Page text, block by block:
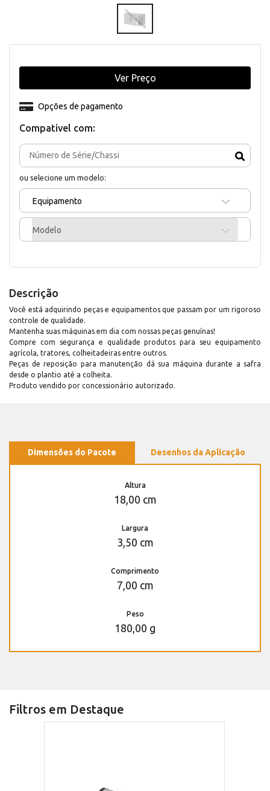
Compativel com:
ou selecione um modelo:
Equipamento
Modelo
Opções de pagamento
Ver Preço
Descrição
Você está adquirindo peças e equipamentos que passam por um rigoroso
controle de qualidade.
Mantenha suas máquinas em dia com nossas peças genuínas!
Compre com segurança e qualidade produtos para seu equipamento
agrícola, tratores, colheitadeiras entre outros.
Peças de reposição para manutenção dá sua máquina durante a safra
desde o plantio até a colheita.
Produto vendido por concessionário autorizado.
Dimensões do Pacote Desenhos da Aplicação
Altura
18,00 cm
Largura
3,50 cm
Comprimento
7,00 cm
Peso
180,00 g
Filtros em Destaque